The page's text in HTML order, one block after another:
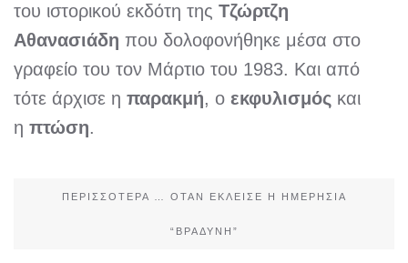
του ιστορικού εκδότη της Τζώρτζη
Αθανασιάδη που δολοφονήθηκε μέσα στο
γραφείο του τον Μάρτιο του 1983. Και από
τότε άρχισε η παρακμή, ο εκφυλισμός και
η πτώση.
ΠΕΡΙΣΣΌΤΕΡΑ … ΌΤΑΝ ΈΚΛΕΙΣΕ Η ΗΜΕΡΉΣΙΑ
“ΒΡΑΔΥΝΉ”